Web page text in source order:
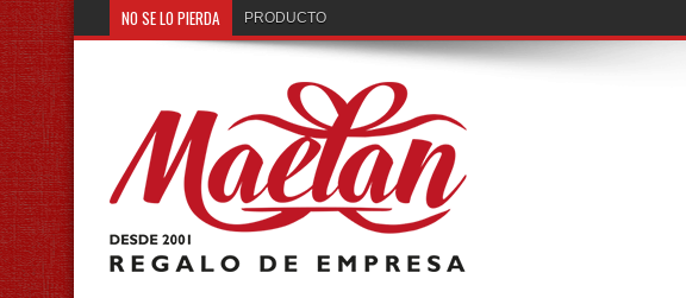
NO SE LO PIERDA PRODUCTO DEL MES: ¡Llavero de cuero con NFC a precio